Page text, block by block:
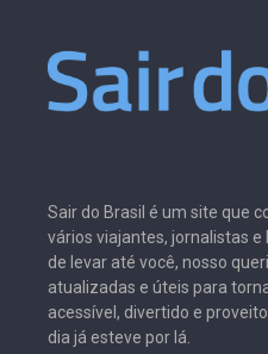
Sair do Brasil é um site que
vários viajantes, jornalistas
de levar até você, nosso
atualizadas e úteis para
acessível, divertido e
dia já esteve por lá.